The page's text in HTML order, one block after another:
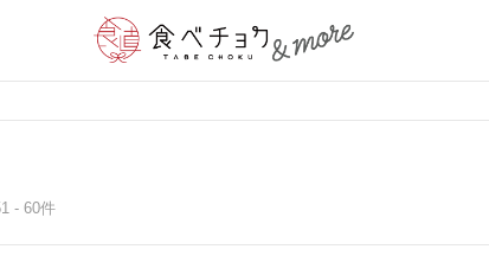
- 60件